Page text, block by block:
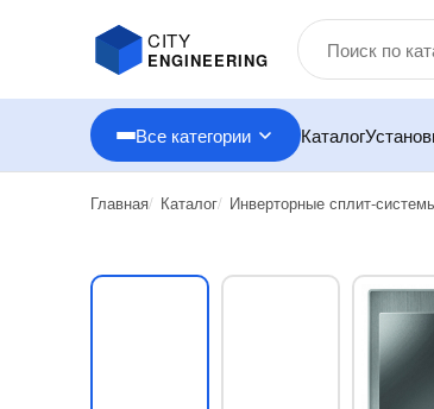
CITY
ENGINEERING
Все категории Каталог
Главная Каталог Инверторные сплит-